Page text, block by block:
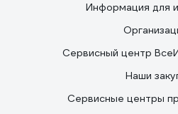
Информация для
Сервисный центр
Наши
Сервисные центры